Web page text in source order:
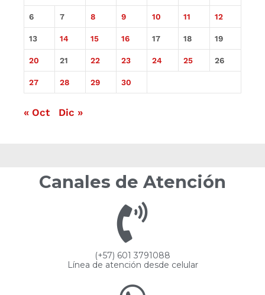
6 7 8 9 10 11 12
13 14 15 16 17 18 19
20 21 22 23 24 25 26
27 28 29 30
« Oct Dic »
Canales de Atención
(+57) 601 3791088
Línea de atención desde celular